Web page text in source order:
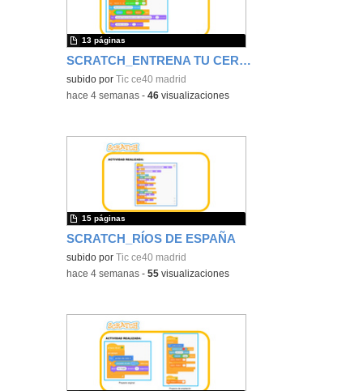
SCRATCH_ENTRENA TU CEREBRO
subido por Tic ce40 madrid
13 páginas
-hace 4 semanas -46 visualizaciones
SCRATCH_RÍOS DE ESPAÑA
subido por Tic ce40 madrid
15 páginas
-hace 4 semanas -55 visualizaciones